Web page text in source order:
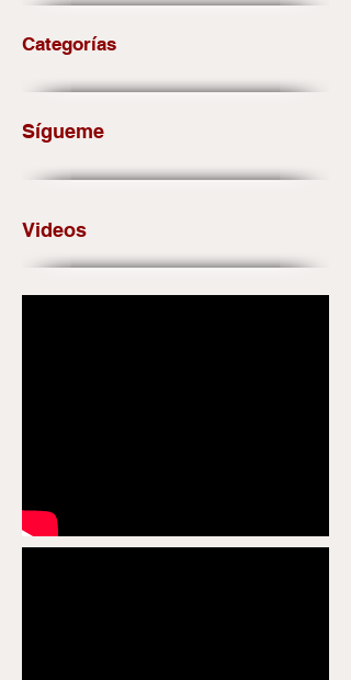
Categorías
Sígueme
Videos